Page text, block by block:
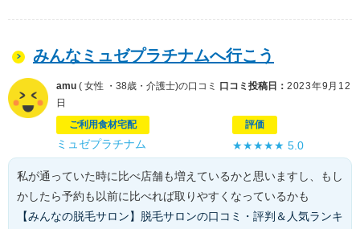
みんなミュゼプラチナムへ行こう
amu ( 女性 ・38歳・介護士)の口コミ 口コミ投稿日： 2023年9月12
日
ご利用食材宅配
ミュゼプラチナム
評価
★★★★★5.0
私が通っていた時に比べ店舗も増えているかと思いますし、もし
かしたら予約も以前に比べれば取りやすくなっているかも
【みんなの脱毛サロン】脱毛サロンの口コミ・評判＆人気ランキ